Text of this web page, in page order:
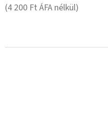
(4 200 Ft ÁFA nélkül)